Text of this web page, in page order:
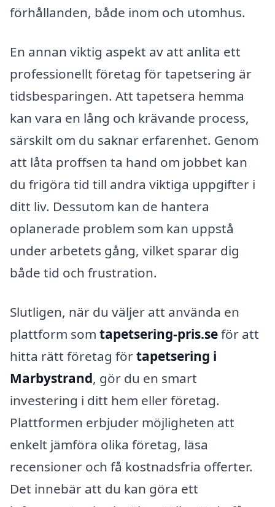
förhållanden, både inom och utomhus.
En annan viktig aspekt av att anlita ett
professionellt företag för tapetsering är
tidsbesparingen. Att tapetsera hemma
kan vara en lång och krävande process,
särskilt om du saknar erfarenhet. Genom
att låta proffsen ta hand om jobbet kan
du frigöra tid till andra viktiga uppgifter i
ditt liv. Dessutom kan de hantera
oplanerade problem som kan uppstå
under arbetets gång, vilket sparar dig
både tid och frustration.
Slutligen, när du väljer att använda en
plattform som tapetsering-pris.seför att
hitta rätt företag förtapetsering i
Marbystrand, gör du en smart
investering i ditt hem eller företag.
Plattformen erbjuder möjligheten att
enkelt jämföra olika företag, läsa
recensioner och få kostnadsfria offerter.
Det innebär att du kan göra ett